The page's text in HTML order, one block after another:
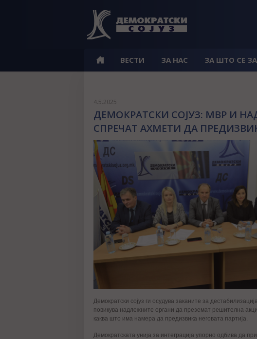
ВЕСТИ ЗА НАС ЗА ШТО СЕ
4.5.2025
ДЕМОКРАТСКИ СОЈУЗ: МВР И
СПРЕЧАТ АХМЕТИ ДА
Демократски сојуз ги осудува заканите за
повикува надлежните органи да преземат решителна
каква што има намера да предизвика неговата партија.
Демократската унија за интеграција упорно одбива да